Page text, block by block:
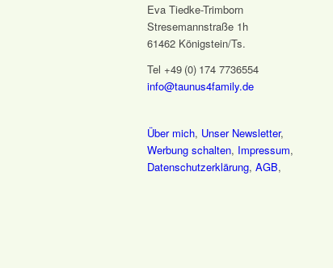
Eva Tiedke-Trimborn
Stresemannstraße 1h
61462 Königstein/Ts.
Tel +49 (0) 174 7736554
info@taunus4family.de
Über mich, Unser Newsletter,
Werbung schalten, Impressum,
Datenschutz­erklärung, AGB,